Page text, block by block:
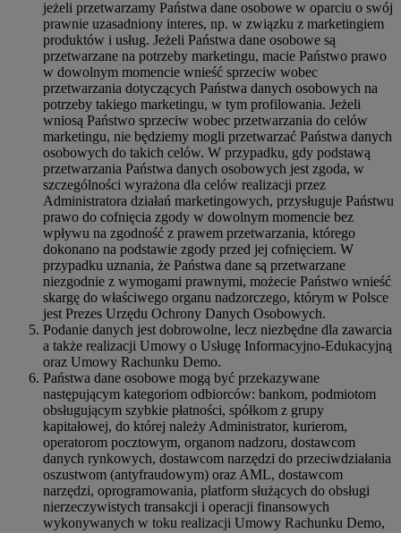
jeżeli przetwarzamy Państwa dane osobowe w oparciu o swój
prawnie uzasadniony interes, np. w związku z marketingiem
produktów i usług. Jeżeli Państwa dane osobowe są
przetwarzane na potrzeby marketingu, macie Państwo prawo
w dowolnym momencie wnieść sprzeciw wobec
przetwarzania dotyczących Państwa danych osobowych na
potrzeby takiego marketingu, w tym profilowania. Jeżeli
wniosą Państwo sprzeciw wobec przetwarzania do celów
marketingu, nie będziemy mogli przetwarzać Państwa danych
osobowych do takich celów. W przypadku, gdy podstawą
przetwarzania Państwa danych osobowych jest zgoda, w
szczególności wyrażona dla celów realizacji przez
Administratora działań marketingowych, przysługuje Państwu
prawo do cofnięcia zgody w dowolnym momencie bez
wpływu na zgodność z prawem przetwarzania, którego
dokonano na podstawie zgody przed jej cofnięciem. W
przypadku uznania, że Państwa dane są przetwarzane
niezgodnie z wymogami prawnymi, możecie Państwo wnieść
skargę do właściwego organu nadzorczego, którym w Polsce
jest Prezes Urzędu Ochrony Danych Osobowych.
Podanie danych jest dobrowolne, lecz niezbędne dla zawarcia
a także realizacji Umowy o Usługę Informacyjno-Edukacyjną
oraz Umowy Rachunku Demo.
Państwa dane osobowe mogą być przekazywane
następującym kategoriom odbiorców: bankom, podmiotom
obsługującym szybkie płatności, spółkom z grupy
kapitałowej, do której należy Administrator, kurierom,
operatorom pocztowym, organom nadzoru, dostawcom
danych rynkowych, dostawcom narzędzi do przeciwdziałania
oszustwom (antyfraudowym) oraz AML, dostawcom
narzędzi, oprogramowania, platform służących do obsługi
nierzeczywistych transakcji i operacji finansowych
wykonywanych w toku realizacji Umowy Rachunku Demo,